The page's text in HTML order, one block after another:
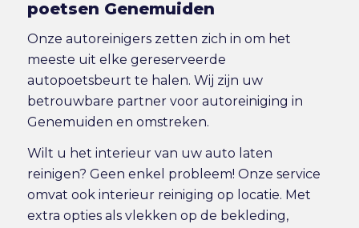
poetsen Genemuiden
Onze autoreinigers zetten zich in om het
meeste uit elke gereserveerde
autopoetsbeurt te halen. Wij zijn uw
betrouwbare partner voor autoreiniging in
Genemuiden en omstreken.
Wilt u het interieur van uw auto laten
reinigen? Geen enkel probleem! Onze service
omvat ook interieur reiniging op locatie. Met
extra opties als vlekken op de bekleding,